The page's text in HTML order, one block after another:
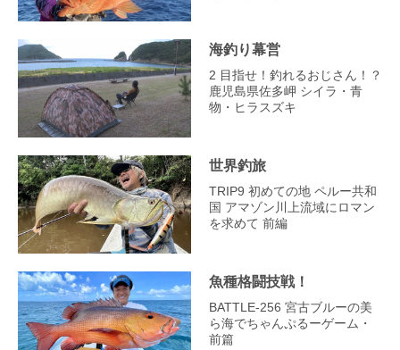
海釣り幕営
2 目指せ！釣れるおじさん！？
鹿児島県佐多岬 シイラ・青
物・ヒラスズキ
世界釣旅
TRIP9 初めての地 ペルー共和
国 アマゾン川上流域にロマン
を求めて 前編
魚種格闘技戦！
BATTLE-256 宮古ブルーの美
ら海でちゃんぷるーゲーム・
前篇